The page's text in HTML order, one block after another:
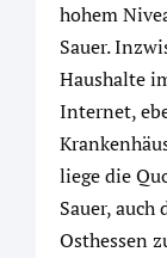
hohem
Sauer.
Haushalte
Internet,
liege die
Sauer,
Osthessen